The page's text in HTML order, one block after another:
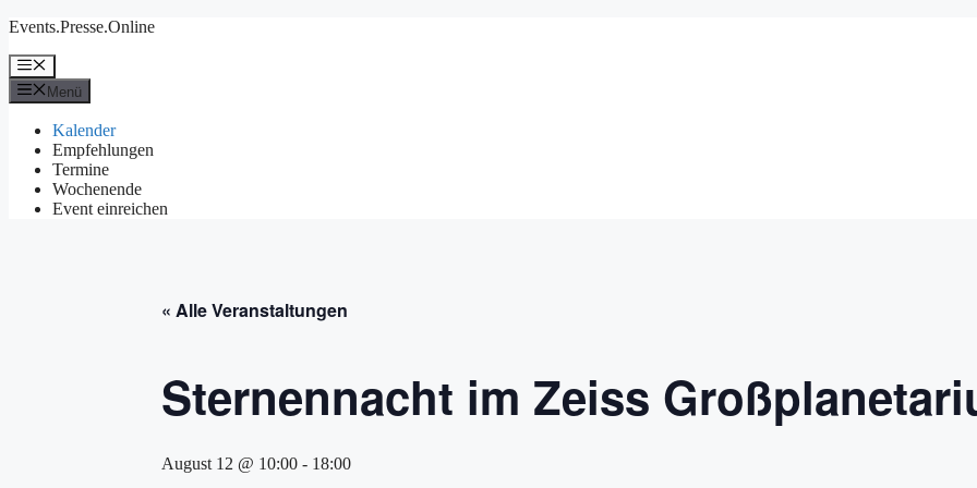
Zum
springen
Events.Presse.Online
Menü
Menü
Kalender
Empfehlungen
Termine
Wochenende
Event einreichen
« Alle Veranstaltungen
Sternennacht im Zeiss
August 12 @ 10:00 - 18:00